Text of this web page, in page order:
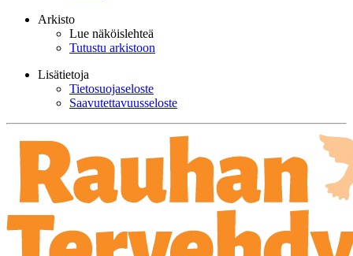
Arkisto
Lue näköislehteä
Tutustu arkistoon
Lisätietoja
Tietosuojaseloste
Saavutettavuusseloste